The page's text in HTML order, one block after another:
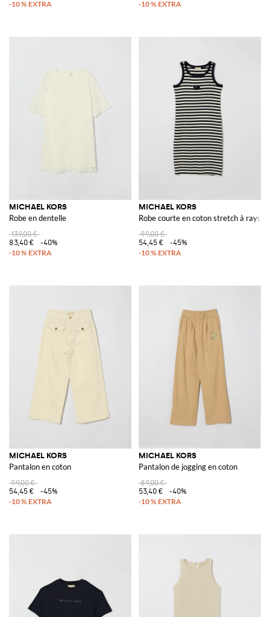
MICHAEL KORS
Robe en dentelle
139,00 €
83,40 €
-40%
MICHAEL KORS
Robe courte en coton stretch à
99,00 €
54,45 €
-45%
MICHAEL KORS
Pantalon en coton
99,00 €
54,45 €
-45%
MICHAEL KORS
Pantalon de jogging en coton
89,00 €
53,40 €
-40%